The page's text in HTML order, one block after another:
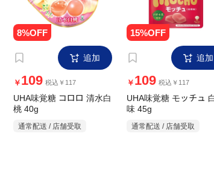
追加
￥ 109 税込￥117
UHA味覚糖 コロロ 清水白
桃 40g
通常配送 / 店舗受取
追加
￥ 109 税込￥117
UHA味覚糖 モッチュ
味 45g
通常配送 / 店舗受取